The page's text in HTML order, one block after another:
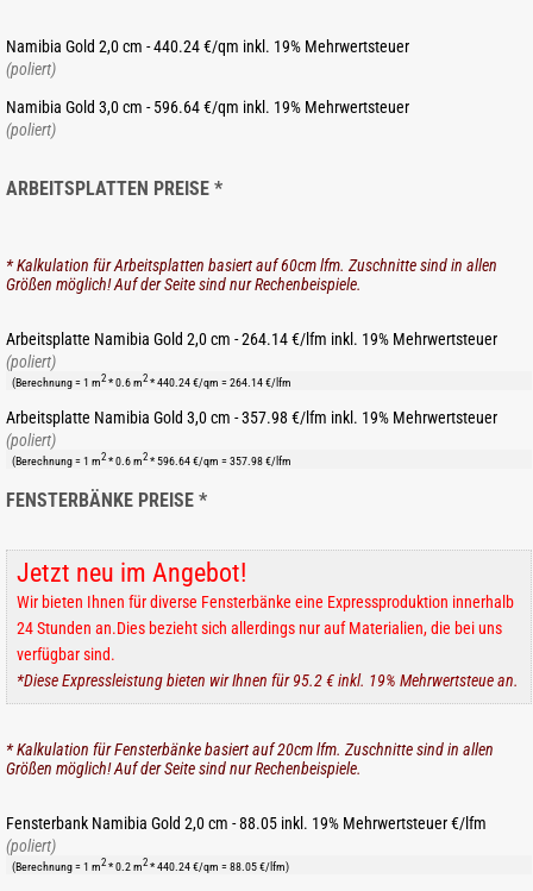
Namibia Gold 2,0 cm - 440.24 €/qm inkl. 19% Mehrwertsteuer
(poliert)
Namibia Gold 3,0 cm - 596.64 €/qm inkl. 19% Mehrwertsteuer
(poliert)
ARBEITSPLATTEN PREISE *
* Kalkulation für Arbeitsplatten basiert auf 60cm lfm. Zuschnitte sind in allen
Größen möglich! Auf der Seite sind nur Rechenbeispiele.
Arbeitsplatte Namibia Gold 2,0 cm - 264.14 €/lfm inkl. 19% Mehrwertsteuer
(poliert)
(Berechnung = 1 m2 * 0.6 m2 * 440.24 €/qm = 264.14 €/lfm
Arbeitsplatte Namibia Gold 3,0 cm - 357.98 €/lfm inkl. 19% Mehrwertsteuer
(poliert)
(Berechnung = 1 m2 * 0.6 m2 * 596.64 €/qm = 357.98 €/lfm
FENSTERBÄNKE PREISE *
Jetzt neu im Angebot!
Wir bieten Ihnen für diverse Fensterbänke eine Expressproduktion innerhalb
24 Stunden an.Dies bezieht sich allerdings nur auf Materialien, die bei uns
verfügbar sind.
*Diese Expressleistung bieten wir Ihnen für 95.2 € inkl. 19% Mehrwertsteue an.
* Kalkulation für Fensterbänke basiert auf 20cm lfm. Zuschnitte sind in allen
Größen möglich! Auf der Seite sind nur Rechenbeispiele.
Fensterbank Namibia Gold 2,0 cm - 88.05 inkl. 19% Mehrwertsteuer €/lfm
(poliert)
(Berechnung = 1 m2 * 0.2 m2 * 440.24 €/qm = 88.05 €/lfm)